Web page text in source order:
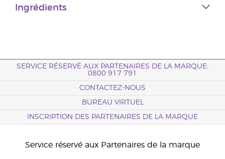
Ingrédients
SERVICE RÉSERVÉ AUX PARTENAIRES DE LA MARQUE:
0800 917 791
CONTACTEZ-NOUS
BUREAU VIRTUEL
INSCRIPTION DES PARTENAIRES DE LA MARQUE
Service réservé aux Partenaires de la marque